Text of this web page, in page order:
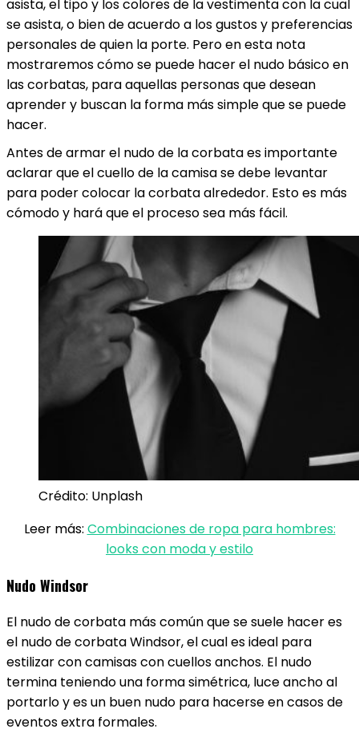
asista, el tipo y los colores de la vestimenta con la cual
se asista, o bien de acuerdo a los gustos y preferencias
personales de quien la porte. Pero en esta nota
mostraremos cómo se puede hacer el nudo básico en
las corbatas, para aquellas personas que desean
aprender y buscan la forma más simple que se puede
hacer.
Antes de armar el nudo de la corbata es importante
aclarar que el cuello de la camisa se debe levantar
para poder colocar la corbata alrededor. Esto es más
cómodo y hará que el proceso sea más fácil.
Crédito: Unplash
Leer más: Combinaciones de ropa para hombres:
looks con moda y estilo
Nudo Windsor
El nudo de corbata más común que se suele hacer es
el nudo de corbata Windsor, el cual es ideal para
estilizar con camisas con cuellos anchos. El nudo
termina teniendo una forma simétrica, luce ancho al
portarlo y es un buen nudo para hacerse en casos de
eventos extra formales.